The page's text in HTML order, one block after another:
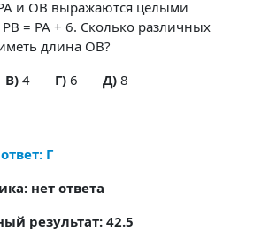
и OB выражаются целыми
= PA + 6. Сколько различных
длина OB?
В)4 Г)6 Д)8
Г
нет ответа
результат: 42.5